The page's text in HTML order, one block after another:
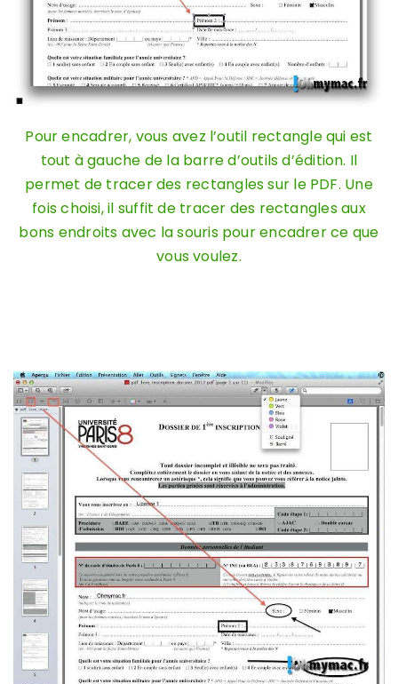
Pour encadrer, vous avez l’outil rectangle qui est
tout à gauche de la barre d’outils d’édition. Il
permet de tracer des rectangles sur le PDF. Une
fois choisi, il suffit de tracer des rectangles aux
bons endroits avec la souris pour encadrer ce que
vous voulez.